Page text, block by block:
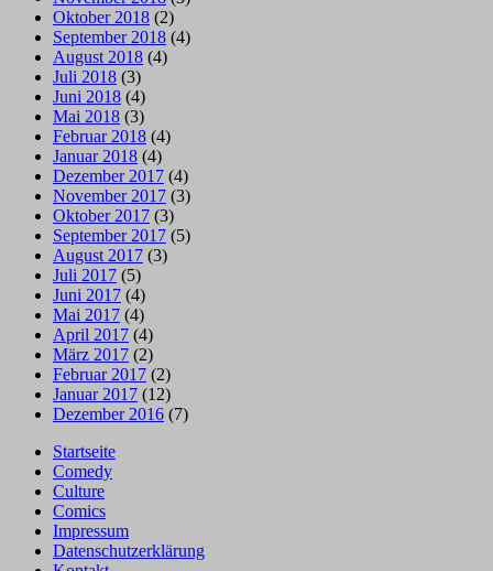
Oktober 2018 (2)
September 2018 (4)
August 2018 (4)
Juli 2018 (3)
Juni 2018 (4)
Mai 2018 (3)
Februar 2018 (4)
Januar 2018 (4)
Dezember 2017 (4)
November 2017 (3)
Oktober 2017 (3)
September 2017 (5)
August 2017 (3)
Juli 2017 (5)
Juni 2017 (4)
Mai 2017 (4)
April 2017 (4)
März 2017 (2)
Februar 2017 (2)
Januar 2017 (12)
Dezember 2016 (7)
Startseite
Comedy
Culture
Comics
Impressum
Datenschutzerklärung